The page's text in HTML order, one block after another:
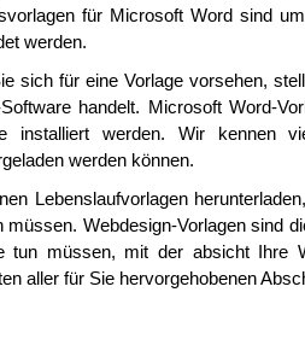
für Microsoft Word sind
werden.
sich für eine Vorlage vorsehen,
handelt. Microsoft Word-
installiert werden. Wir kennen
werden können.
Lebenslaufvorlagen
müssen. Webdesign-Vorlagen sind
tun müssen, mit der absicht Ihre
aller für Sie hervorgehobenen